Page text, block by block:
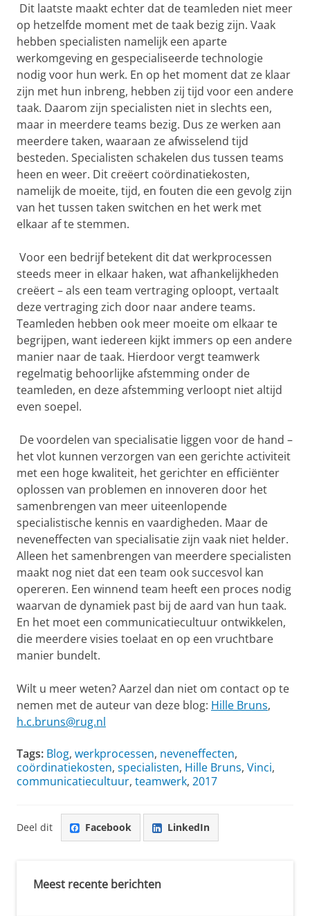
Dit laatste maakt echter dat de teamleden niet meer
op hetzelfde moment met de taak bezig zijn. Vaak
hebben specialisten namelijk een aparte
werkomgeving en gespecialiseerde technologie
nodig voor hun werk. En op het moment dat ze klaar
zijn met hun inbreng, hebben zij tijd voor een andere
taak. Daarom zijn specialisten niet in slechts een,
maar in meerdere teams bezig. Dus ze werken aan
meerdere taken, waaraan ze afwisselend tijd
besteden. Specialisten schakelen dus tussen teams
heen en weer. Dit creëert coördinatiekosten,
namelijk de moeite, tijd, en fouten die een gevolg zijn
van het tussen taken switchen en het werk met
elkaar af te stemmen.
Voor een bedrijf betekent dit dat werkprocessen
steeds meer in elkaar haken, wat afhankelijkheden
creëert – als een team vertraging oploopt, vertaalt
deze vertraging zich door naar andere teams.
Teamleden hebben ook meer moeite om elkaar te
begrijpen, want iedereen kijkt immers op een andere
manier naar de taak. Hierdoor vergt teamwerk
regelmatig behoorlijke afstemming onder de
teamleden, en deze afstemming verloopt niet altijd
even soepel.
De voordelen van specialisatie liggen voor de hand –
het vlot kunnen verzorgen van een gerichte activiteit
met een hoge kwaliteit, het gerichter en efficiënter
oplossen van problemen en innoveren door het
samenbrengen van meer uiteenlopende
specialistische kennis en vaardigheden. Maar de
neveneffecten van specialisatie zijn vaak niet helder.
Alleen het samenbrengen van meerdere specialisten
maakt nog niet dat een team ook succesvol kan
opereren. Een winnend team heeft een proces nodig
waarvan de dynamiek past bij de aard van hun taak.
En het moet een communicatiecultuur ontwikkelen,
die meerdere visies toelaat en op een vruchtbare
manier bundelt.
Wilt u meer weten? Aarzel dan niet om contact op te
nemen met de auteur van deze blog: Hille Bruns,
h.c.bruns@rug.nl
Tags: Blog, werkprocessen, neveneffecten,
coördinatiekosten, specialisten, Hille Bruns, Vinci,
communicatiecultuur, teamwerk, 2017
Deel dit Facebook LinkedIn
Meest recente berichten